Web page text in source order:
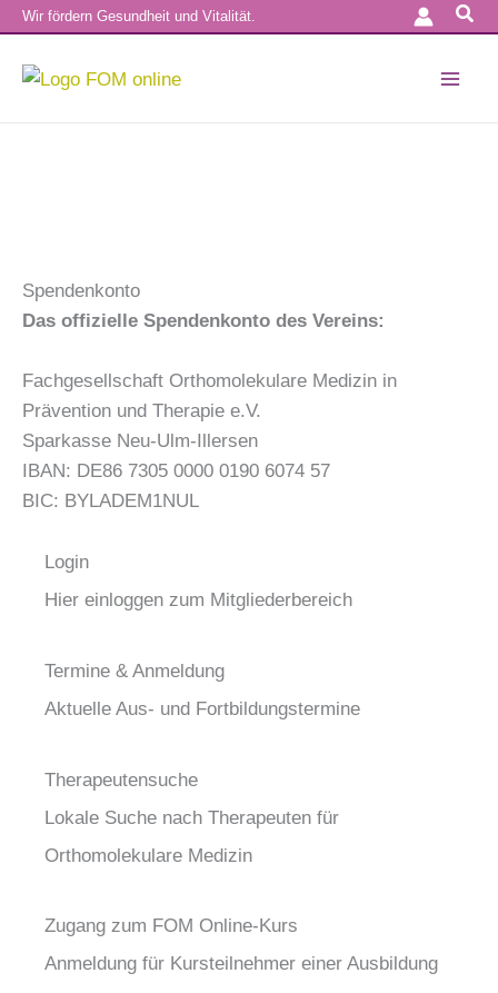
Zum
springen
Wir fördern Gesundheit und Vitalität.
Spendenkonto
Das offizielle Spendenkonto des Vereins:
Fachgesellschaft Orthomolekulare Medizin in
Prävention und Therapie e.V.
Sparkasse Neu-Ulm-Illersen
IBAN: DE86 7305 0000 0190 6074 57
BIC: BYLADEM1NUL
Login
Hier einloggen zum Mitgliederbereich
Termine & Anmeldung
Aktuelle Aus- und Fortbildungstermine
Therapeutensuche
Lokale Suche nach Therapeuten für
Orthomolekulare Medizin
Zugang zum FOM Online-Kurs
Anmeldung für Kursteilnehmer einer Ausbildung